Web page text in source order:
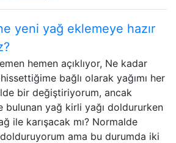
yeni yağ eklemeye hazır
hemen açıklıyor, Ne kadar
bağlı olarak yağımı her
bir değiştiriyorum, ancak
bulunan yağ kirli yağı doldururken
ile karışacak mı? Normalde
ama bu durumda iki